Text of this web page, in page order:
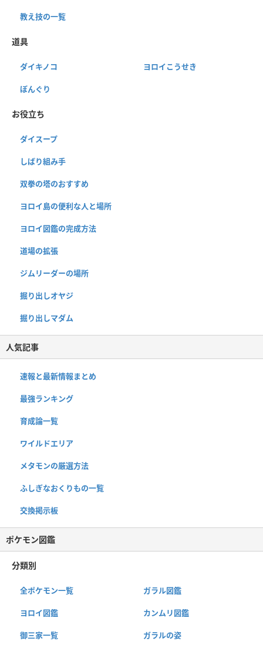
教え技の一覧
道具
ダイキノコ ヨロイこうせき
ぼんぐり
お役立ち
ダイスープ
しばり組み手
双拳の塔のおすすめ
ヨロイ島の便利な人と場所
ヨロイ図鑑の完成方法
道場の拡張
ジムリーダーの場所
掘り出しオヤジ
掘り出しマダム
人気記事
速報と最新情報まとめ
最強ランキング
育成論一覧
ワイルドエリア
メタモンの厳選方法
ふしぎなおくりもの一覧
交換掲示板
ポケモン図鑑
分類別
全ポケモン一覧 ガラル図鑑
ヨロイ図鑑 カンムリ図鑑
御三家一覧 ガラルの姿